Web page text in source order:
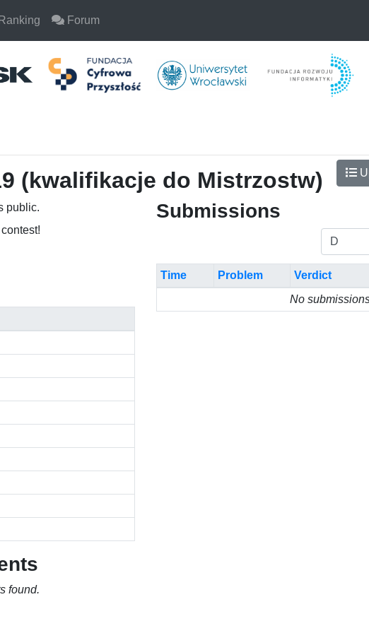
Ranking Forum
(kwalifikacje do Mistrzostw)
public.
found.
Submissions
Time Problem Verdict
No